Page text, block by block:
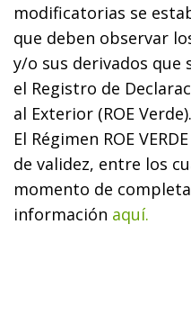
modificatorias se
que deben observar
y/o sus derivados que
el Registro de
al Exterior (ROE Verde).
El Régimen ROE
de validez, entre los
momento de
información aquí.